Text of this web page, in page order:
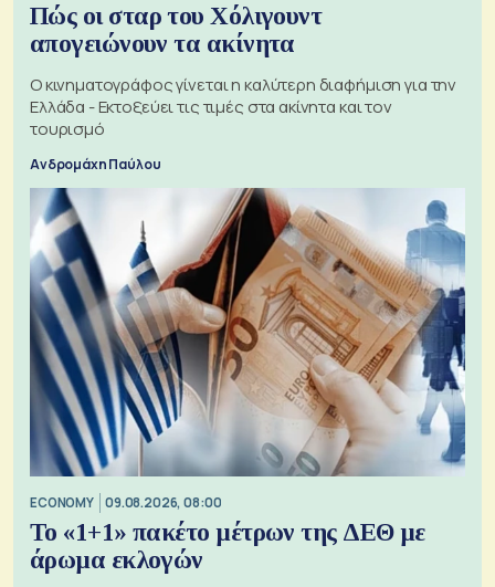
Πώς οι σταρ του Χόλιγουντ
απογειώνουν τα ακίνητα
Ο κινηματογράφος γίνεται η καλύτερη διαφήμιση για την
Ελλάδα - Εκτοξεύει τις τιμές στα ακίνητα και τον
τουρισμό
Ανδρομάχη Παύλου
ECONOMY 09.08.2026, 08:00
Το «1+1» πακέτο μέτρων της ΔΕΘ με
άρωμα εκλογών